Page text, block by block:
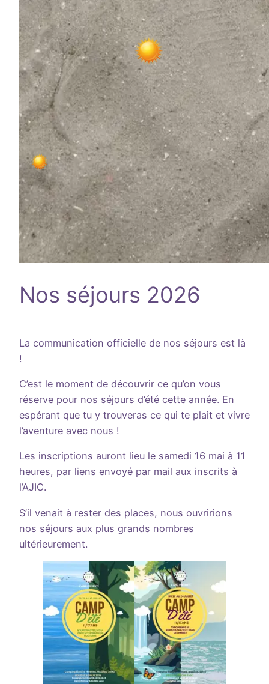
Nos séjours 2026
La communication officielle de nos séjours est là
!
C’est le moment de découvrir ce qu’on vous
réserve pour nos séjours d’été cette année. En
espérant que tu y trouveras ce qui te plait et vivre
l’aventure avec nous !
Les inscriptions auront lieu le samedi 16 mai à 11
heures, par liens envoyé par mail aux inscrits à
l’AJIC.
S’il venait à rester des places, nous ouvririons
nos séjours aux plus grands nombres
ultérieurement.